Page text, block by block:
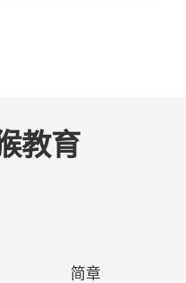
教育
简章